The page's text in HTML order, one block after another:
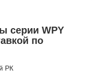
серии WPY
по
РК